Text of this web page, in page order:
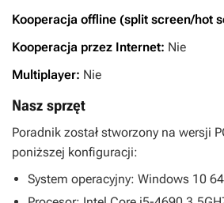
Kooperacja offline (split screen/hot
Kooperacja przez Internet: Nie
Multiplayer: Nie
Nasz sprzęt
Poradnik został stworzony na wersji
poniższej konfiguracji:
System operacyjny: Windows 10